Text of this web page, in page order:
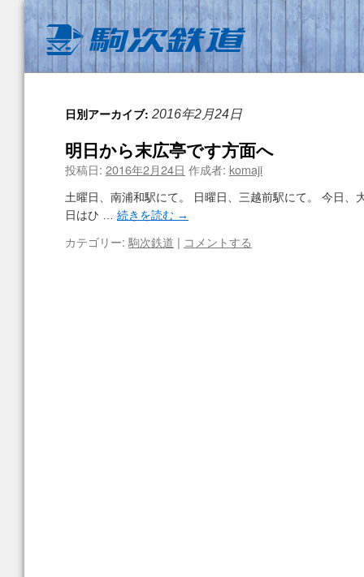
日別アーカイブ: 2016年2月24日
明日から末広亭です方面へ
投稿日: 2016年2月24日 作成者: komaji
土曜日、南浦和駅にて。 日曜日、三越前駅にて。 今日、
日はひ … 続きを読む →
カテゴリー: 駒次鉄道 | コメントする